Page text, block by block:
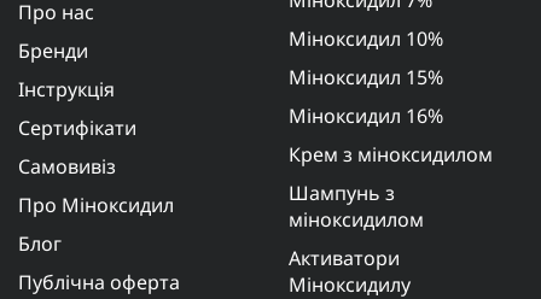
Про нас
Бренди
Інструкція
Сертифікати
Самовивіз
Про Міноксидил
Блог
Публічна оферта
Міноксидил 10%
Міноксидил 15%
Міноксидил 16%
Крем з міноксидилом
Шампунь з
міноксидилом
Активатори
Міноксидилу